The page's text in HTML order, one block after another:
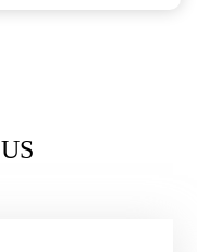
作强度，有上进
富有责任感
深入的了解